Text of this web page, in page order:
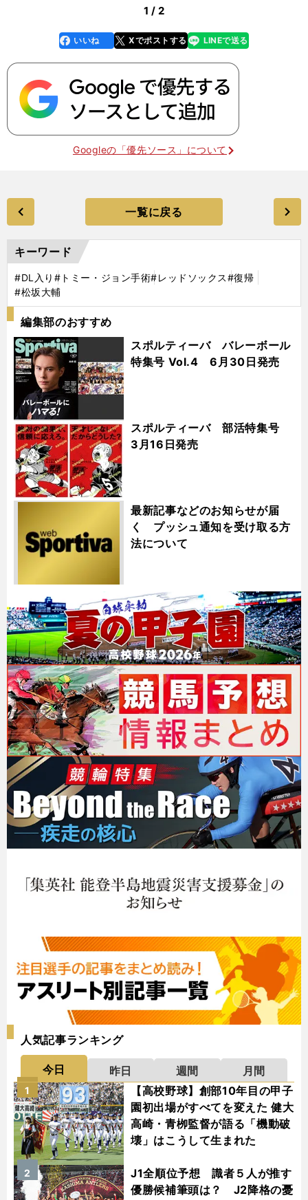
1 / 2
faceboo
k
いいね Xでポストする
line LINEで送る
Googleの「優先ソース」について
一覧に戻る
キーワード
#DL入り #トミー・ジョン手術#レッドソックス#復帰
#松坂大輔
編集部のおすすめ
スポルティーバ バレーボール
特集号 Vol.4 6月30日発売
スポルティーバ 部活特集号
3月16日発売
最新記事などのお知らせが届
く プッシュ通知を受け取る方
法について
人気記事ランキング
今日 昨日 週間
月間
【高校野球】創部10年目の甲子
園初出場がすべてを変えた 健大
高崎・青栁監督が語る「機動破
壊」はこうして生まれた
1
J1全順位予想 識者５人が推す
優勝候補筆頭は？ J2降格の憂
2